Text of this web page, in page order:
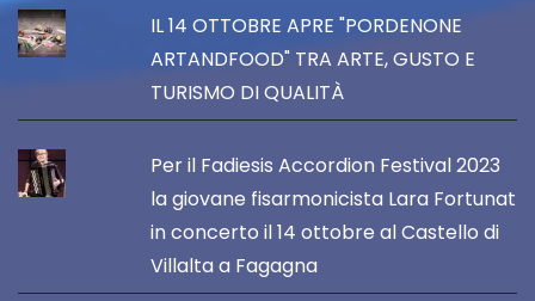
IL 14 OTTOBRE APRE "PORDENONE
ARTANDFOOD" TRA ARTE, GUSTO E
TURISMO DI QUALITÀ
Per il Fadiesis Accordion Festival 2023
la giovane fisarmonicista Lara Fortunat
in concerto il 14 ottobre al Castello di
Villalta a Fagagna